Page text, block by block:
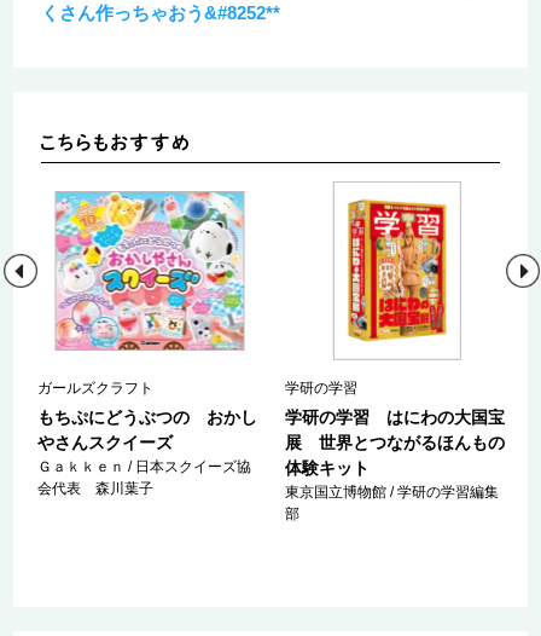
くさん作っちゃおう&#8252**
ガールズクラフト
もちぷにどうぶつの おかし
やさんスクイーズ
Ｇａｋｋｅｎ / 日本スクイーズ協
会代表 森川葉子
学研の学習
学研の学習 はにわの大国宝
展 世界とつながるほんもの
体験キット
東京国立博物館 / 学研の学習編集
部